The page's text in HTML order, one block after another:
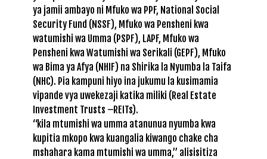
ya jamii ambayo ni Mfuko wa PPF, National Social
Security Fund (NSSF), Mfuko wa Pensheni kwa
watumishi wa Umma (PSPF), LAPF, Mfuko wa
Pensheni kwa Watumishi wa Serikali (GEPF), Mfuko
wa Bima ya Afya (NHIF) na Shirika la Nyumba la Taifa
(NHC). Pia kampuni hiyo ina jukumu la kusimamia
vipande vya uwekezaji katika miliki (Real Estate
Investment Trusts –REITs).
“kila mtumishi wa umma atanunua nyumba kwa
kupitia mkopo kwa kuangalia kiwango chake cha
mshahara kama mtumishi wa umma,” alisisitiza